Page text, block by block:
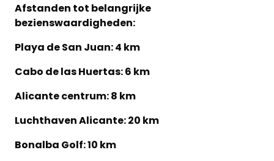
Afstanden tot belangrijke
bezienswaardigheden:
Playa de San Juan: 4 km
Cabo de las Huertas: 6 km
Alicante centrum: 8 km
Luchthaven Alicante: 20 km
Bonalba Golf: 10 km